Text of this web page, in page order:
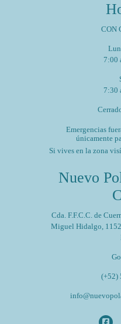
CON
7:00
7:30
Emergencias
únicamente
Si vives en la zona
Nuevo
Cda. F.F.C.C. de
Miguel Hidalgo,
(+52)